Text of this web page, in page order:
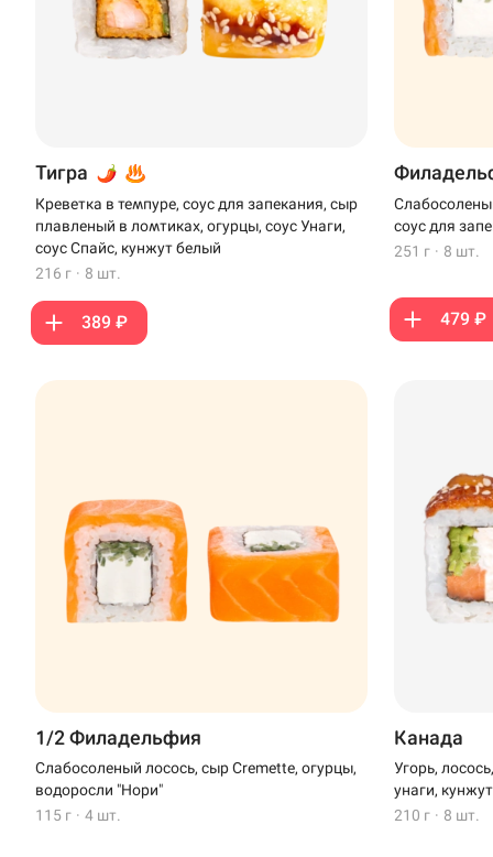
Тигра
Креветка в темпуре, соус для запекания, сыр
плавленый в ломтиках, огурцы, соус Унаги,
соус Спайс, кунжут белый
216 г · 8 шт.
389 ₽
соус для
251 г · 8 шт.
479 ₽
1/2 Филадельфия
Слабосоленый лосось, сыр Cremette, огурцы,
водоросли "Нори"
115 г · 4 шт.
Канада
Угорь,
унаги,
210 г · 8 шт.